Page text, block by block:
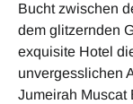
Bucht zwischen
dem glitzernden
exquisite Hotel
unvergesslichen
Jumeirah Muscat